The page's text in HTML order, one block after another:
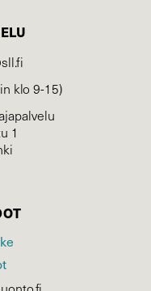
klo 9-15)
1